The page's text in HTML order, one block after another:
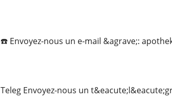
☎️ Envoyez-nous un e-mail &agrave;:
Teleg️ Envoyez-nous un